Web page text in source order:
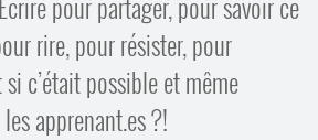
pour partager, pour savoir ce
rire, pour résister, pour
c’était possible et même
apprenant.es ?!